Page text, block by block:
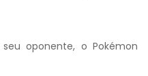
oponente, o Pokémon